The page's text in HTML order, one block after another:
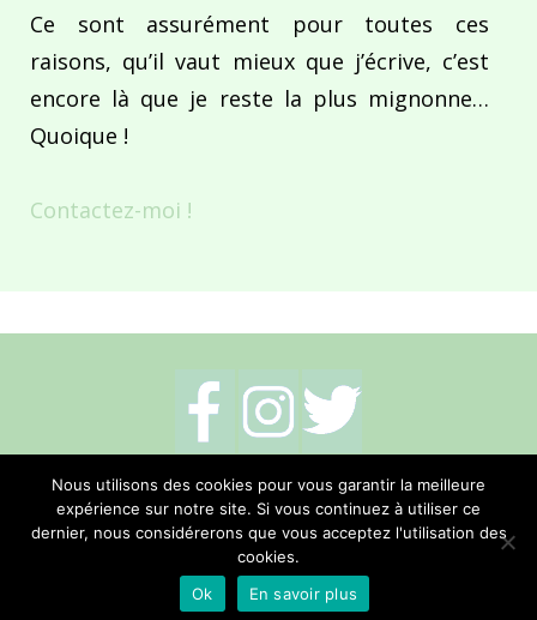
Ce sont assurément pour toutes ces
raisons, qu’il vaut mieux que j’écrive, c’est
encore là que je reste la plus mignonne…
Quoique !
Contactez-moi !
Mentions légales- Politique de cookies-
Me contacter
Réalisation Hano Communication
Nous utilisons des cookies pour vous garantir la meilleure
expérience sur notre site. Si vous continuez à utiliser ce
dernier, nous considérerons que vous acceptez l'utilisation des
cookies.
Ok
En savoir plus